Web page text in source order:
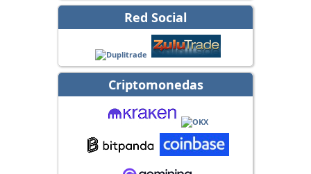
Red Social
Criptomonedas